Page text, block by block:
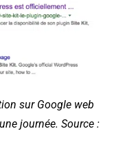
sur Google web
journée. Source :